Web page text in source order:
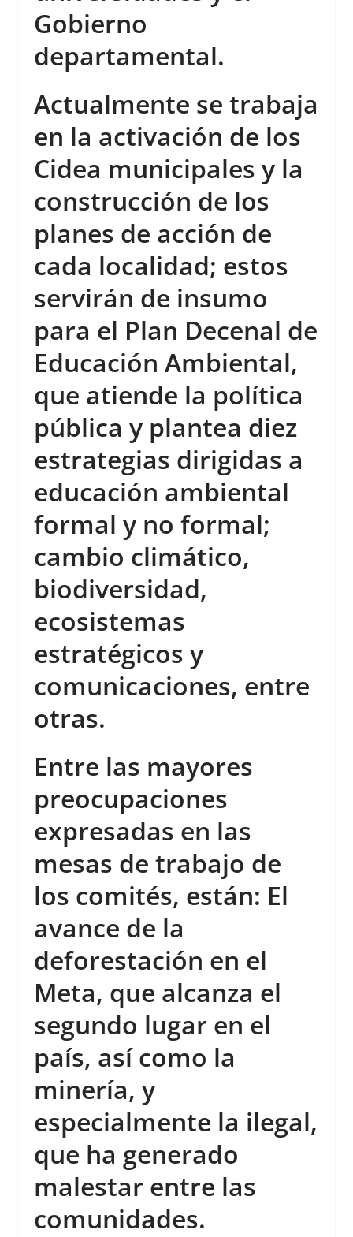
Gobierno
departamental.
Actualmente se trabaja
en la activación de los
Cidea municipales y la
construcción de los
planes de acción de
cada localidad; estos
servirán de insumo
para el Plan Decenal de
Educación Ambiental,
que atiende la política
pública y plantea diez
estrategias dirigidas a
educación ambiental
formal y no formal;
cambio climático,
biodiversidad,
ecosistemas
estratégicos y
comunicaciones, entre
otras.
Entre las mayores
preocupaciones
expresadas en las
mesas de trabajo de
los comités, están: El
avance de la
deforestación en el
Meta, que alcanza el
segundo lugar en el
país, así como la
minería, y
especialmente la ilegal,
que ha generado
malestar entre las
comunidades.